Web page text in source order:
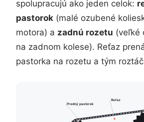
spolupracujú ako jeden celok:
pastorok (malé ozubené
motora) a zadnú rozetu (veľké
na zadnom kolese). Reťaz
pastorka na rozetu a tým
Predný pastorok
Reťaz